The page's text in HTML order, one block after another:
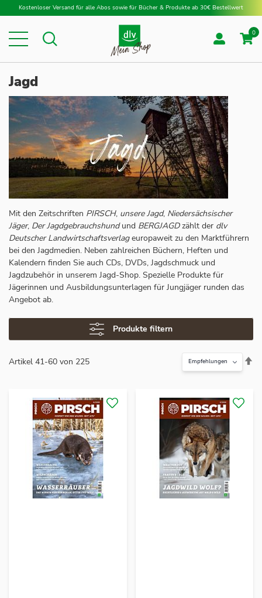
Direkt zum Inhalt
Kostenloser Versand für alle Abos sowie für Bücher & Produkte ab 30€ Bestellwert
0
Jagd
Mit den Zeitschriften PIRSCH, unsere Jagd, Niedersächsischer
Jäger, Der Jagdgebrauchshundund BERGJAGDzählt der dlv
Deutscher Landwirtschaftsverlageuropaweit zu den Marktführern
bei den Jagdmedien. Neben zahlreichen Büchern, Heften und
Kalendern finden Sie auch CDs, DVDs, Jagdschmuck und
Jagdzubehör in unserem Jagd-Shop. Spezielle Produkte für
Jägerinnen und Ausbildungsunterlagen für Jungjäger runden das
Angebot ab.
Artikel 41-60 von 225
Produkte filtern